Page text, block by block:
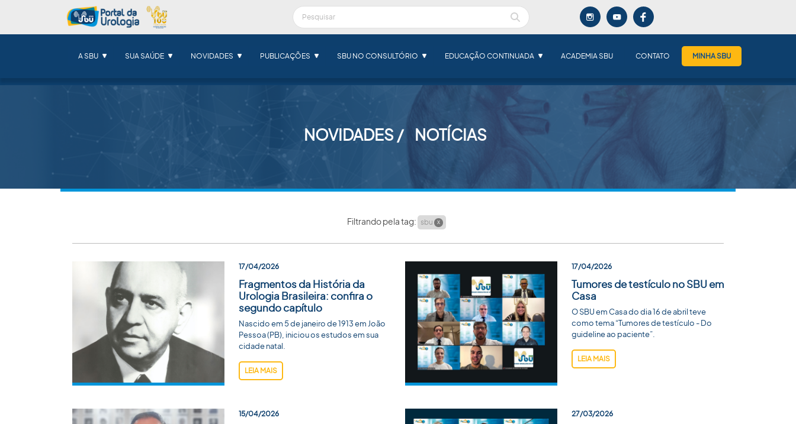
A SBU SUA SAÚDE NOVIDADES PUBLICAÇÕES SBU NO CONSULTÓRIO EDUCAÇÃO CONTINUADA ACADEMIA SBU CONTATO MINHA SBU
NOVIDADES NOTÍCIAS
Filtrando pela tag: sbu X
17/04/2026
Fragmentos da História da
Urologia Brasileira: confira o
segundo capítulo
Nascido em 5 de janeiro de 1913 em João
Pessoa (PB), iniciou os estudos em sua
cidade natal.
LEIA MAIS
17/04/2026
Tumores de testículo no SBU em
Casa
O SBU em Casa do dia 16 de abril teve
como tema “Tumores de testículo - Do
guideline ao paciente”.
LEIA MAIS
15/04/2026 27/03/2026